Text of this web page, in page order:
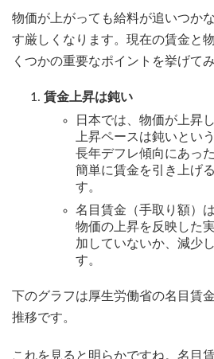
物価が上がっても給料が追いつか
す厳しくなります。現在の賃金と
くつかの重要なポイントを挙げて
賃金上昇は鈍い
日本では、物価が上昇
上昇ペースは鈍いとい
長年デフレ傾向にあっ
簡単に賃金を引き上げ
す。
名目賃金（手取り額）
物価の上昇を反映した
加していないか、減少
す。
下のグラフは厚生労働省の名目賃
推移です。
これを見ると明らかですね。名目